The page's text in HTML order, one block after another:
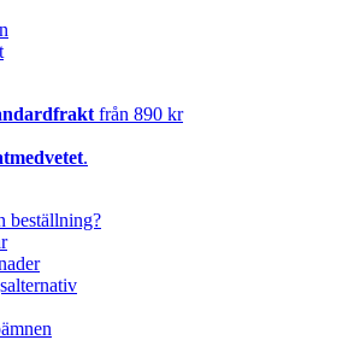
från 890 kr
.
beställning?